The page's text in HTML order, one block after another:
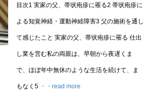
目次1 実家の父、帯状疱疹に罹る2 帯状疱疹に
よる知覚神経・運動神経障害3 父の施術を通し
て感じたこと 実家の父、帯状疱疹に罹る 仕出
し業を営む私の両親は、早朝から夜遅くま
で、ほぼ年中無休のような生活を続けて、ま
もなく5 ・・read more